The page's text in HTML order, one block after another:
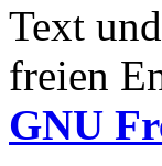
Text
freien
GNU